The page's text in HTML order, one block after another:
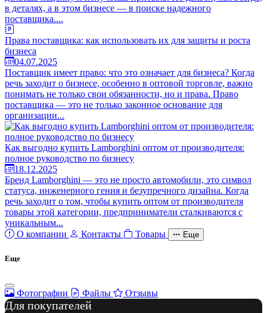
в деталях, а в этом бизнесе — в поиске надежного
поставщика....
Права поставщика: как использовать их для защиты и роста
бизнеса
04.07.2025
Поставщик имеет право: что это означает для бизнеса? Когда
речь заходит о бизнесе, особенно в оптовой торговле, важно
понимать не только свои обязанности, но и права. Право
поставщика — это не только законное основание для
организации...
Как выгодно купить Lamborghini оптом от производителя:
полное руководство по бизнесу
18.12.2025
Бренд Lamborghini — это не просто автомобили, это символ
статуса, инженерного гения и безупречного дизайна. Когда
речь заходит о том, чтобы купить оптом от производителя
товары этой категории, предприниматели сталкиваются с
уникальным...
О компании
Контакты Товары Еще
Еще
Фотографии Файлы Отзывы
Для покупателей